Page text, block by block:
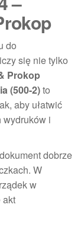
do
się nie tylko
Prokop
(500-2)to
aby ułatwić
wydruków i
dobrze
W
w
akt